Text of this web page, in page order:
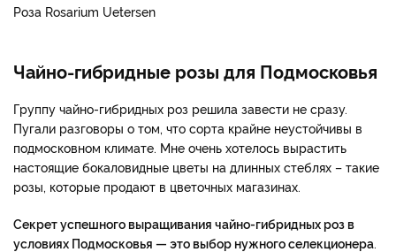
Роза Rosarium Uetersen
Чайно-гибридные розы для Подмосковья
Группу чайно-гибридных роз решила завести не сразу.
Пугали разговоры о том, что сорта крайне неустойчивы в
подмосковном климате. Мне очень хотелось вырастить
настоящие бокаловидные цветы на длинных стеблях – такие
розы, которые продают в цветочных магазинах.
Секрет успешного выращивания чайно-гибридных роз в
условиях Подмосковья — это выбор нужного селекционера